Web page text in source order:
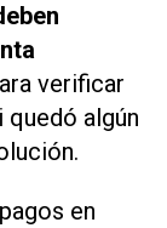
verificar
algún
en